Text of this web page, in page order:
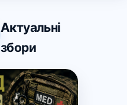
Актуальні
збори